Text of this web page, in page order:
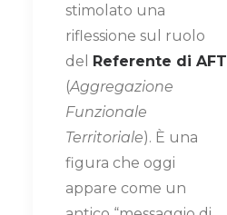
stimolato una
riflessione sul ruolo
del Referente di AFT
(Aggregazione
Funzionale
Territoriale). È una
figura che oggi
appare come un